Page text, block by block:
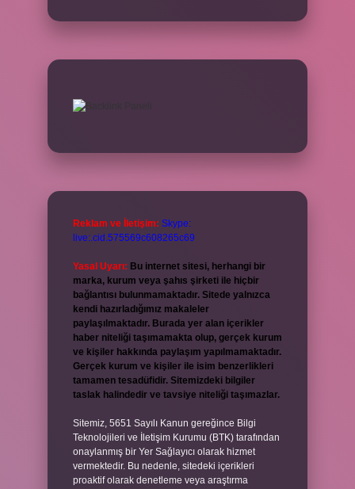
Reklam ve İletişim: Skype:
live:.cid.575569c608265c69
Yasal Uyarı: Bu internet sitesi, herhangi bir
marka, kurum veya şahıs şirketi ile hiçbir
bağlantısı bulunmamaktadır. Sitede yalnızca
kendi hazırladığımız makaleler
paylaşılmaktadır. Burada yer alan içerikler
haber niteliği taşımamakta olup, gerçek kurum
ve kişiler hakkında paylaşım yapılmamaktadır.
Gerçek kurum ve kişiler ile isim benzerlikleri
tamamen tesadüfidir. Sitemizdeki bilgiler
taslak halindedir ve tavsiye niteliği taşımazlar.
Sitemiz, 5651 Sayılı Kanun gereğince Bilgi
Teknolojileri ve İletişim Kurumu (BTK) tarafından
onaylanmış bir Yer Sağlayıcı olarak hizmet
vermektedir. Bu nedenle, sitedeki içerikleri
proaktif olarak denetleme veya araştırma